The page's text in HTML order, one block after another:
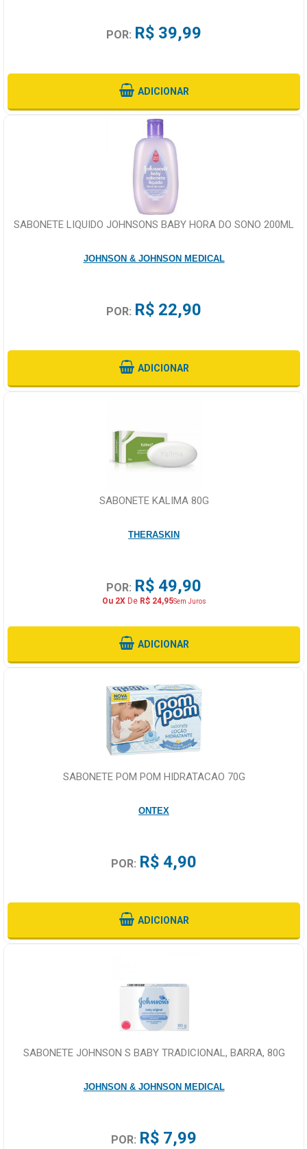
POR: R$ 39,99
ADICIONAR
SABONETE LIQUIDO JOHNSONS BABY HORA DO SONO 200ML
JOHNSON & JOHNSON MEDICAL
POR: R$ 22,90
ADICIONAR
SABONETE KALIMA 80G
THERASKIN
POR: R$ 49,90
Ou 2XDe R$ 24,95Sem Juros
ADICIONAR
SABONETE POM POM HIDRATACAO 70G
ONTEX
POR: R$ 4,90
ADICIONAR
SABONETE JOHNSON S BABY TRADICIONAL, BARRA, 80G
JOHNSON & JOHNSON MEDICAL
POR: R$ 7,99